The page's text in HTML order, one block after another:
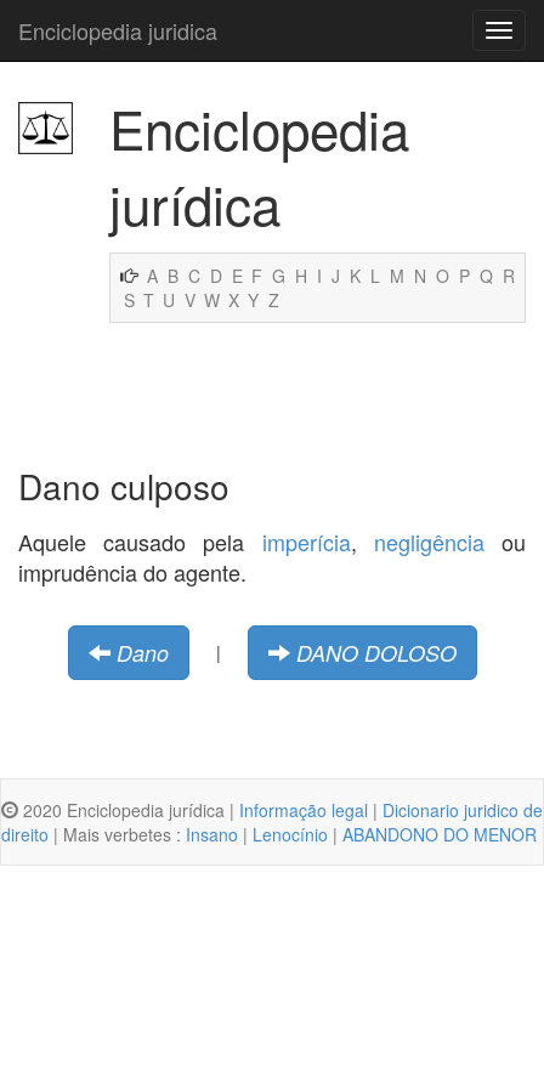
Enciclopedia juridica
Enciclopedia
jurídica
A B C D E F G H I J K L M N O P Q R
S T U V W X Y Z
Dano culposo
Aquele causado pela imperícia, negligênciaou
imprudência do agente.
Dano | DANO DOLOSO
2020 Enciclopedia jurídica | Informação legal | Dicionario juridico de
direito | Mais verbetes : Insano | Lenocínio | ABANDONO DO MENOR